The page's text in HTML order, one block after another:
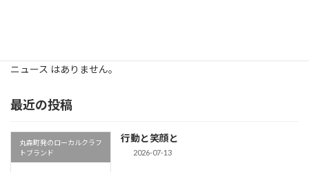
ニュース はありません。
最近の投稿
丸森町発のローカルクラフ
トブランド
行動と笑顔と
2026-07-13